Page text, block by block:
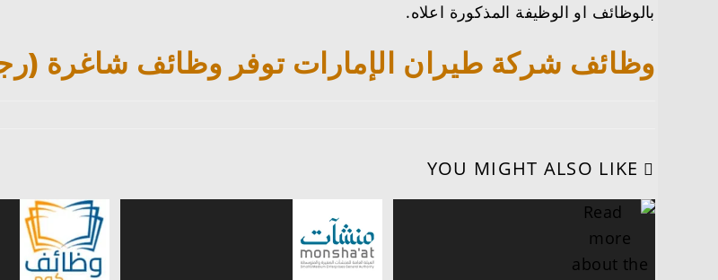
بالوظائف او الوظيفة المذكورة اعلاه.
وظائف شركة طيران الإمارات توفر وظائف شاغرة
YOU MIGHT ALSO LIKE